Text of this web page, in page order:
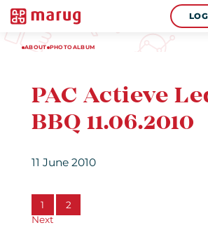
ABOUT PHOTOALBUM
PAC Actieve
BBQ 11.06.2010
11 June 2010
1
2
Next